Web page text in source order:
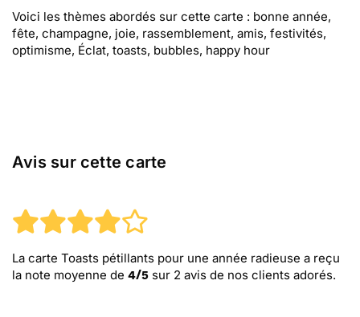
Voici les thèmes abordés sur cette carte : bonne année,
fête, champagne, joie, rassemblement, amis, festivités,
optimisme, Éclat, toasts, bubbles, happy hour
Avis sur cette carte
La carte Toasts pétillants pour une année radieuse a reçu
la note moyenne de 4/5 sur 2 avis de nos clients adorés.